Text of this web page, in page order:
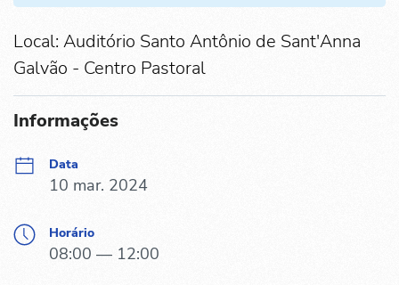
Local: Auditório Santo Antônio de Sant'Anna
Galvão - Centro Pastoral
Informações
Data
10 mar. 2024
Horário
08:00 — 12:00